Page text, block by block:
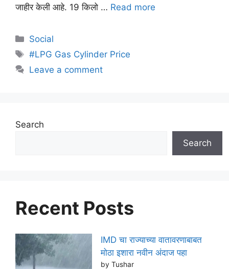
जाहीर केली आहे. 19 किलो … Read more
Categories
Social
Tags
#LPG Gas Cylinder Price
Leave a comment
Search
Search
Recent Posts
IMD चा राज्याच्या वातावरणाबाबत
मोठा इशारा नवीन अंदाज पहा
by Tushar